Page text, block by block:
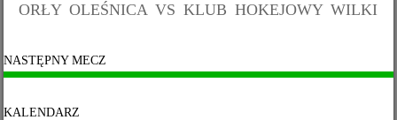
ORŁY OLEŚNICA VS KLUB HOKEJOWY WILKI
NASTĘPNY MECZ
KALENDARZ